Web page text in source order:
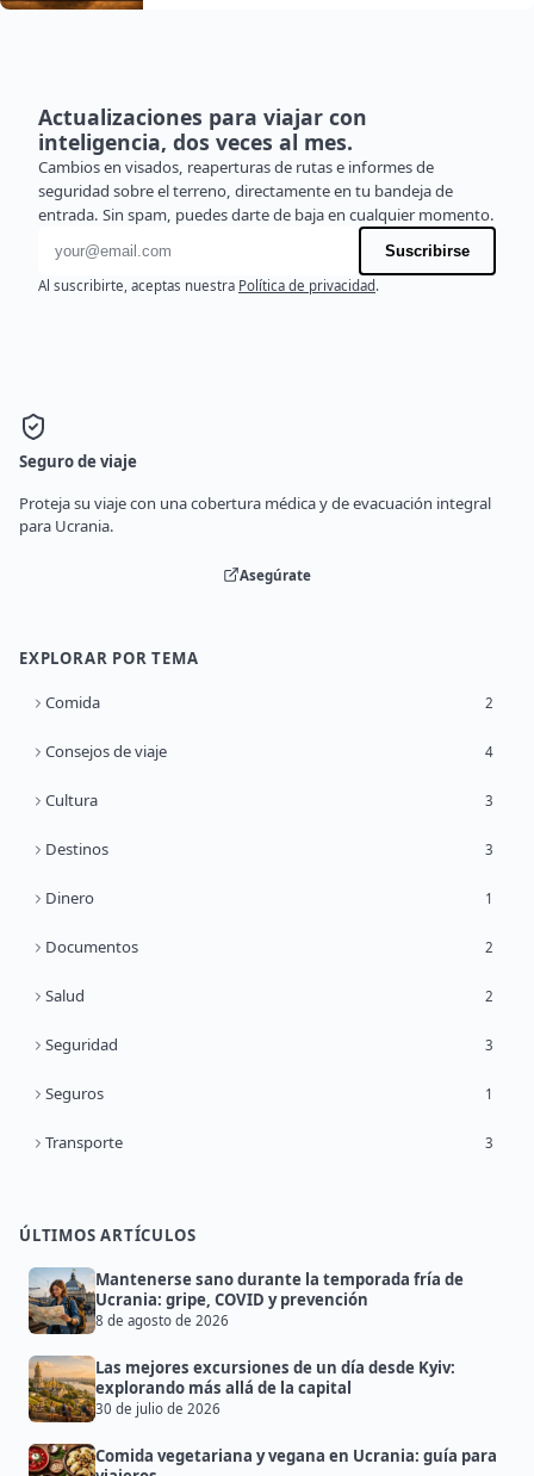
Actualizaciones para viajar con
inteligencia, dos veces al mes.
Cambios en visados, reaperturas de rutas e informes de
seguridad sobre el terreno, directamente en tu bandeja de
entrada. Sin spam, puedes darte de baja en cualquier momento.
Dirección de correo electrónico
Suscribirse
Al suscribirte, aceptas nuestra Política de privacidad.
Seguro de viaje
Proteja su viaje con una cobertura médica y de evacuación integral
para Ucrania.
Asegúrate
EXPLORAR POR TEMA
Comida 2
Consejos de viaje 4
Cultura 3
Destinos 3
Dinero 1
Documentos 2
Salud 2
Seguridad 3
Seguros 1
Transporte 3
ÚLTIMOS ARTÍCULOS
Mantenerse sano durante la temporada fría de
Ucrania: gripe, COVID y prevención
8 de agosto de 2026
Las mejores excursiones de un día desde Kyiv:
explorando más allá de la capital
30 de julio de 2026
Comida vegetariana y vegana en Ucrania: guía para